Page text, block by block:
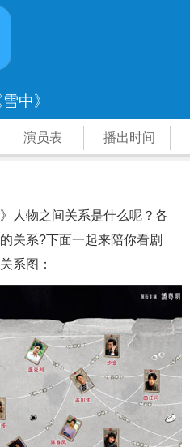
雪中》
演员表 播出时间
人物之间关系是什么呢？各
关系?下面一起来陪你看剧
系图：